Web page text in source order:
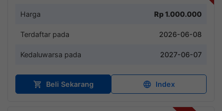
Harga Rp 1.000.000
Terdaftar pada 2026-06-08
Kedaluwarsa pada 2027-06-07
Beli Sekarang Index